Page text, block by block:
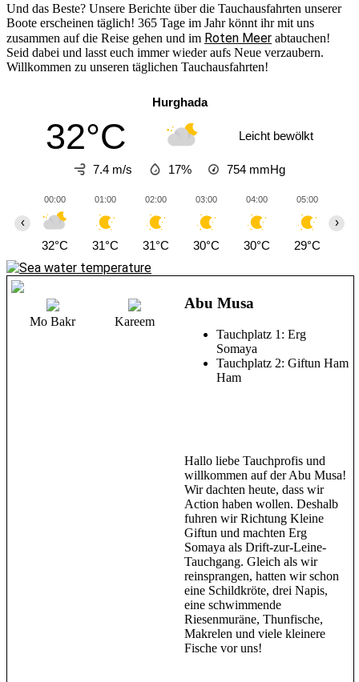
Und das Beste? Unsere Berichte über die Tauchausfahrten unserer
Boote erscheinen täglich! 365 Tage im Jahr könnt ihr mit uns
zusammen auf die Reise gehen und im Roten Meer abtauchen!
Seid dabei und lasst euch immer wieder aufs Neue verzaubern.
Willkommen zu unseren täglichen Tauchausfahrten!
Hurghada
32°C Leicht bewölkt
7.4 m/s 17% 754 mmHg
00:00
32°C
01:00
31°C
02:00
31°C
03:00
30°C
04:00
30°C
05:00
29°C
‹ ›
Mo Bakr Kareem
Abu Musa
Tauchplatz 1: Erg
Somaya
Tauchplatz 2: Giftun Ham
Ham
Hallo liebe Tauchprofis und
willkommen auf der Abu Musa!
Wir dachten heute, dass wir
Action haben wollen. Deshalb
fuhren wir Richtung Kleine
Giftun und machten Erg
Somaya als Drift-zur-Leine-
Tauchgang. Gleich als wir
reinsprangen, hatten wir schon
eine Schildkröte, drei Napis,
eine schwimmende
Riesenmuräne, Thunfische,
Makrelen und viele kleinere
Fische vor uns!